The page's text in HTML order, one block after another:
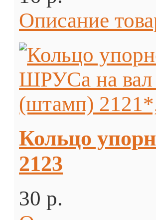
Описание
Кольцо
2123
30 p.